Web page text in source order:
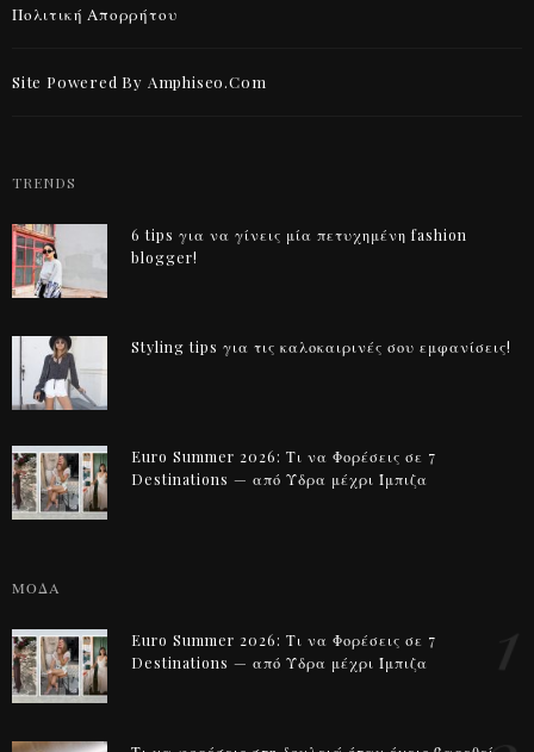
Πολιτική Απορρήτου
Site Powered By Amphiseo.com
TRENDS
6 tips για να γίνεις μία πετυχημένη fashion
blogger!
Styling tips για τις καλοκαιρινές σου εμφανίσεις!
Euro Summer 2026: Τι να Φορέσεις σε 7
Destinations — από Ύδρα μέχρι Ίμπιζα
ΜΟΔΑ
Euro Summer 2026: Τι να Φορέσεις σε 7
Destinations — από Ύδρα μέχρι Ίμπιζα